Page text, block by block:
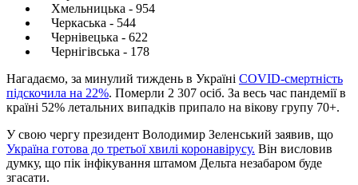
Хмельницька - 954
Черкаська - 544
Чернівецька - 622
Чернігівська - 178
Нагадаємо, за минулий тиждень в Україні COVID-смертність
підскочила на 22%. Померли 2 307 осіб. За весь час пандемії в
країні 52% летальних випадків припало на вікову групу 70+.
У свою чергу президент Володимир Зеленський заявив, що
Україна готова до третьої хвилі коронавірусу. Він висловив
думку, що пік інфікування штамом Дельта незабаром буде
згасати.